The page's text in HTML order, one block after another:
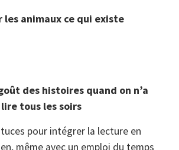
les animaux ce qui existe
des histoires quand on n’a
tous les soirs
pour intégrer la lecture en
même avec un emploi du temps